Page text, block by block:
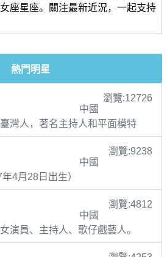
座星座。關注最新近況，一起支持
熱門明星
瀏覽:12726
中國
灣人，著名主持人和平面模特
瀏覽:9238
中國
4月28日出生）
瀏覽:4812
中國
演員、主持人、歌仔戲藝人。